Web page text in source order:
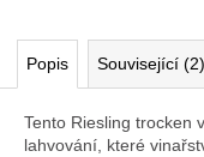
Popis Související (2)
Tento Riesling trocken
lahvování, které